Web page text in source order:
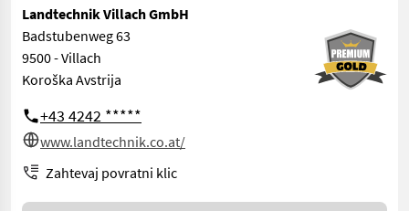
Landtechnik Villach GmbH
Badstubenweg 63
9500 - Villach
Koroška Avstrija
+43 4242 *****
www.landtechnik.co.at/
Zahtevaj povratni klic